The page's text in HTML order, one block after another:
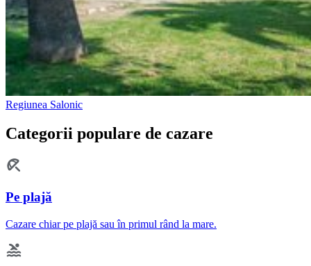
Regiunea Salonic
Categorii populare de cazare
Pe plajă
Cazare chiar pe plajă sau în primul rând la mare.